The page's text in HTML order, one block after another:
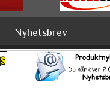
Nyhetsbrev